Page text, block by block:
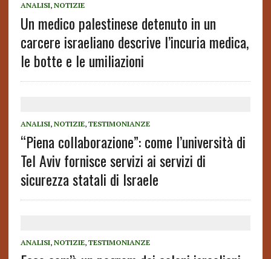
ANALISI, NOTIZIE
Un medico palestinese detenuto in un
carcere israeliano descrive l’incuria medica,
le botte e le umiliazioni
ANALISI, NOTIZIE, TESTIMONIANZE
“Piena collaborazione”: come l’università di
Tel Aviv fornisce servizi ai servizi di
sicurezza statali di Israele
ANALISI, NOTIZIE, TESTIMONIANZE